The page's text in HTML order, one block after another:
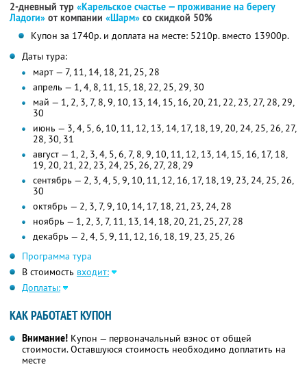
2-дневный тур «Карельское счастье — проживание на берегу
Ладоги» от компании «Шарм» со скидкой 50%
Купон за 1740р. и доплата на месте: 5210р. вместо 13900р.
Даты тура:
март — 7, 11, 14, 18, 21, 25, 28
апрель — 1, 4, 8, 11, 15, 18, 22, 25, 29, 30
май — 1, 2, 3, 7, 8, 9, 10, 13, 14, 15, 16, 20, 21, 22, 23, 27, 28, 29,
30
июнь — 3, 4, 5, 6, 10, 11, 12, 13, 14, 17, 18, 19, 20, 24, 25, 26, 27,
28, 30, 31
август — 1, 2, 3, 4, 5, 6, 7, 8, 9, 10, 11, 12, 13, 14, 15, 16, 17, 18,
19, 20, 21, 22, 23, 24, 25, 26, 27, 28, 29
сентябрь — 2, 3, 4, 5, 9, 10, 11, 12, 16, 17, 18, 19, 23, 24, 25, 26,
30
октябрь — 2, 3, 7, 9, 10, 14, 17, 18, 21, 23, 24, 28
ноябрь — 1, 2, 3, 7, 11, 13, 14, 18, 20, 21, 25, 27, 28
декабрь — 2, 4, 5, 9, 11, 12, 16, 18, 19, 23, 25, 26
Программа тура
В стоимость входит:
Доплаты:
КАК РАБОТАЕТ КУПОН
Внимание! Купон — первоначальный взнос от общей
стоимости. Оставшуюся стоимость необходимо доплатить на
месте